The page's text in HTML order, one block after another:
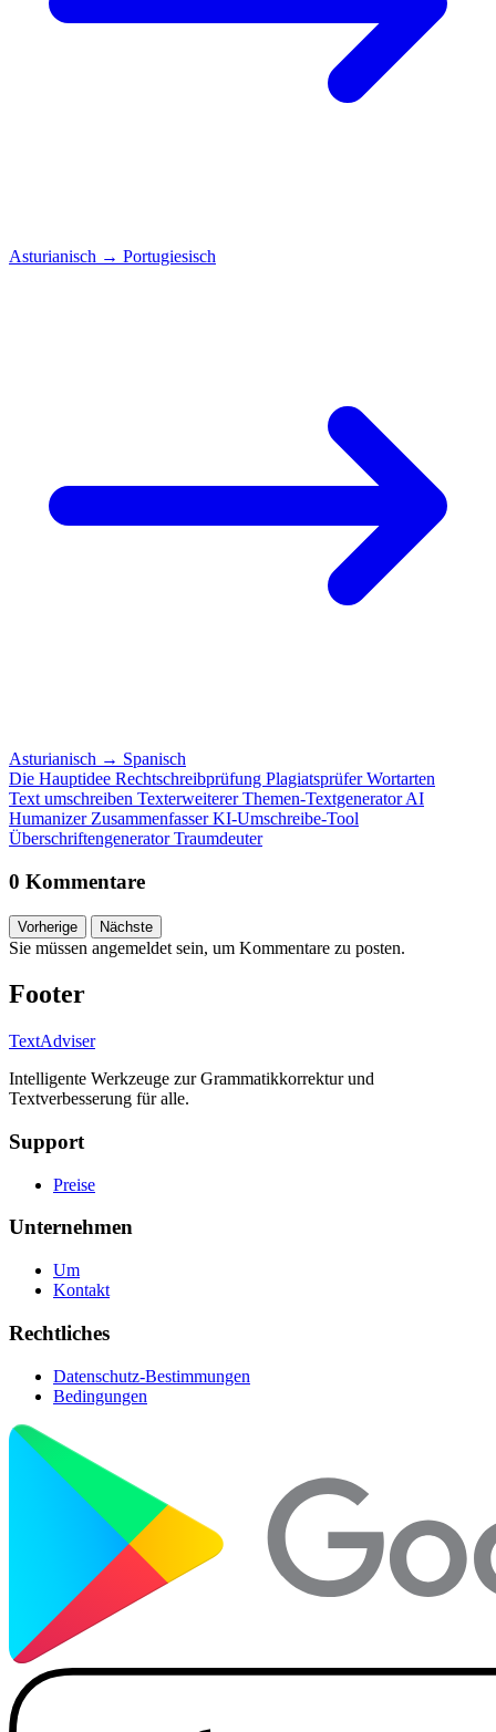
Asturianisch → Portugiesisch
Asturianisch → Spanisch
Die Hauptidee Rechtschreibprüfung PlagiatsprüferWortarten
Text umschreiben TexterweitererThemen-TextgeneratorAI
Humanizer ZusammenfasserKI-Umschreibe-Tool
ÜberschriftengeneratorTraumdeuter
0 Kommentare
Vorherige Nächste
Sie müssen angemeldet sein, um Kommentare zu posten.
Footer
TextAdviser
Intelligente Werkzeuge zur Grammatikkorrektur und
Textverbesserung für alle.
Support
Preise
Unternehmen
Um
Kontakt
Rechtliches
Datenschutz-Bestimmungen
Bedingungen